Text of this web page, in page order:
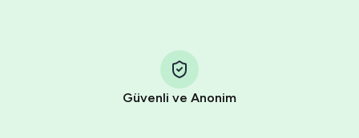
Güvenli ve Anonim
Pay with Telegram Stars